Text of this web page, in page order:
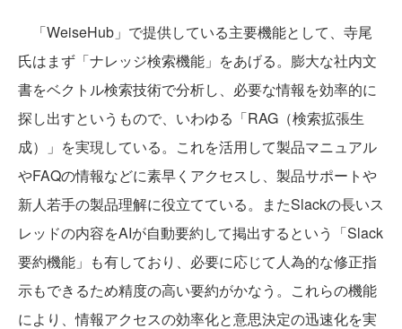
「WeiseHub」で提供している主要機能として、寺尾
氏はまず「ナレッジ検索機能」をあげる。膨大な社内文
書をベクトル検索技術で分析し、必要な情報を効率的に
探し出すというもので、いわゆる「RAG（検索拡張生
成）」を実現している。これを活用して製品マニュアル
やFAQの情報などに素早くアクセスし、製品サポートや
新人若手の製品理解に役立てている。またSlackの長いス
レッドの内容をAIが自動要約して掲出するという「Slack
要約機能」も有しており、必要に応じて人為的な修正指
示もできるため精度の高い要約がかなう。これらの機能
により、情報アクセスの効率化と意思決定の迅速化を実